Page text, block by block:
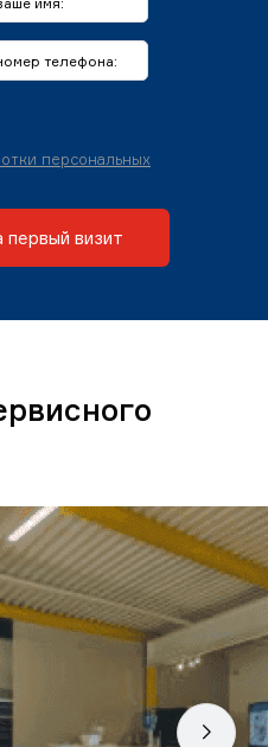
персональных
первый визит